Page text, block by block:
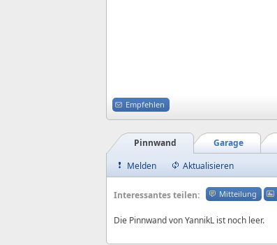
Empfehlen
Garage
Pinnwand
Melden
Aktualisieren
Interessantes teilen: Mitteilung
Die Pinnwand von YannikL ist noch leer.